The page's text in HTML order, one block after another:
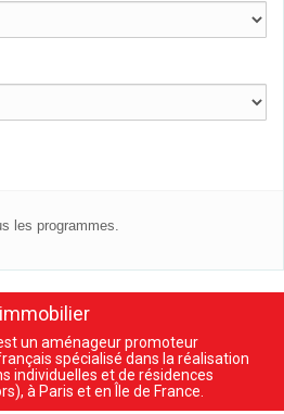
les programmes.
un aménageur promoteur
spécialisé dans la réalisation
individuelles et de résidences
à Paris et en Île de France.